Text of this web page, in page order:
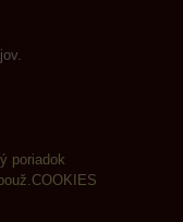
poriadok